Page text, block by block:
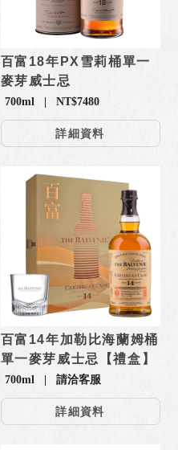
百富18年PX雪莉桶單一
麥芽威士忌
700ml | NT$7480
詳細資料
百富14年加勒比海蘭姆桶
單一麥芽威士忌【禮盒】
700ml | 請洽客服
詳細資料